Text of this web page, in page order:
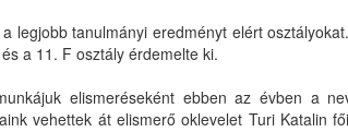
legjobb tanulmányi eredményt elért
a 11. F osztály érdemelte ki.
elismeréseként ebben az évben a
vehettek át elismerő oklevelet Turi Katalin